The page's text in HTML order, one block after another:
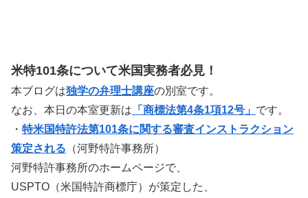
米特101条について米国実務者必見！
本ブログは独学の弁理士講座の別室です。
なお、本日の本室更新は 「商標法第4条1項12号」 です。
・ 特米国特許法第101条に関する審査インストラクション
策定される （河野特許事務所）
河野特許事務所のホームページで、
USPTO（米国特許商標庁）が策定した、